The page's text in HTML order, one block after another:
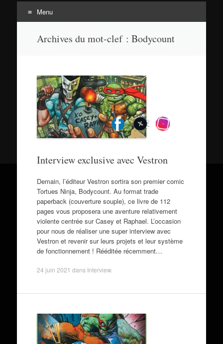
Tortuepédia
Menu
Archives du mot-clef : Bodycount
Interview exclusive avec Vestron
Demain, l’éditeur Vestron sortira son premier comic
Tortues Ninja, Bodycount. Au format trade
paperback (couverture souple), ce livre de 112
pages vous proposera une aventure relativement
violente centrée sur Casey et Raphael. L’occasion
pour nous de réaliser une super interview avec
Vestron et revenir sur leurs projets et leur système
de fonctionnement ! Rééditée récemment…
24 juin 2021 dans Interview.